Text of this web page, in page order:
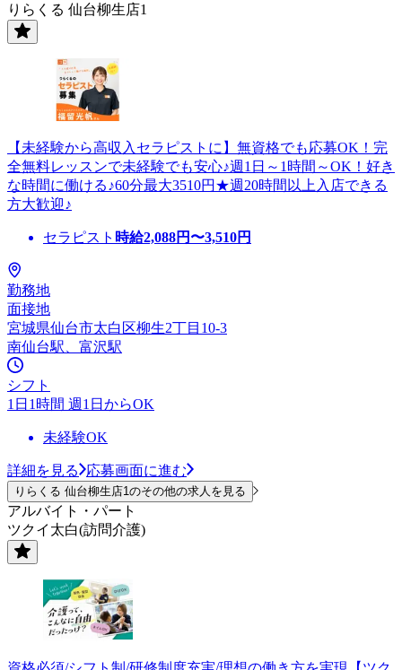
りらくる 仙台柳生店1
【未経験から高収入セラピストに】無資格でも応募OK！完
全無料レッスンで未経験でも安心♪週1日～1時間～OK！好き
な時間に働ける♪60分最大3510円★週20時間以上入店できる
方大歓迎♪
セラピスト 時給2,088円〜3,510円
勤務地
面接地
宮城県仙台市太白区柳生2丁目10-3
南仙台駅、富沢駅
シフト
1日1時間 週1日からOK
未経験OK
詳細を見る 応募画面に進む
りらくる 仙台柳生店1のその他の求人を見る
アルバイト・パート
ツクイ太白(訪問介護)